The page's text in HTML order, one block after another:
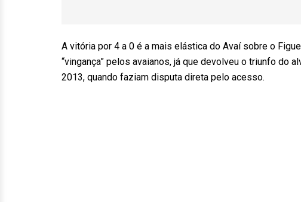
A vitória por 4 a 0 é a mais elástica do Avaí sobre o
“vingança” pelos avaianos, já que devolveu o triunfo do
2013, quando faziam disputa direta pelo acesso.